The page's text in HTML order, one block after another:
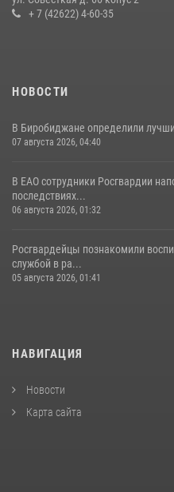
+ 7 (42622) 4-60-35
НОВОСТИ
В Биробиджане определили
07 августа 2026, 04:40
В ЕАО сотрудники Росгвардии
последствиях...
06 августа 2026, 01:32
Росгвардейцы познакомили
службой в ра...
05 августа 2026, 01:41
НАВИГАЦИЯ
Новости
Карта сайта